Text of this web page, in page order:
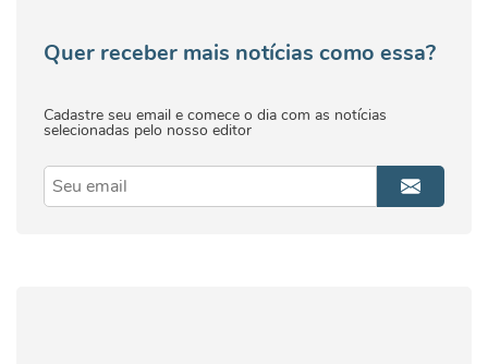
Quer receber mais notícias como essa?
Cadastre seu email e comece o dia com as notícias
selecionadas pelo nosso editor